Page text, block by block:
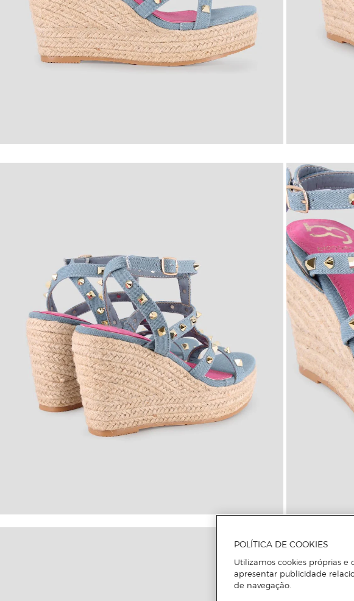
POLÍTICA DE COOKIES
Utilizamos cookies próprias e
apresentar publicidade
de navegação.